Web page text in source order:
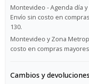
Montevideo - Agenda día
Envío sin costo en
130.
Montevideo y Zona
costo en compras
Cambios y devoluciones